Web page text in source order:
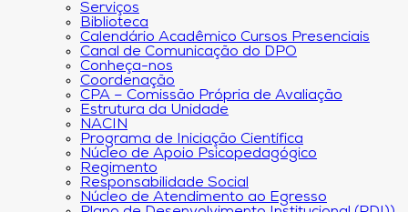
Serviços
Biblioteca
Calendário Acadêmico Cursos Presenciais
Canal de Comunicação do DPO
Conheça-nos
Coordenação
CPA – Comissão Própria de Avaliação
Estrutura da Unidade
NACIN
Programa de Iniciação Científica
Núcleo de Apoio Psicopedagógico
Regimento
Responsabilidade Social
Núcleo de Atendimento ao Egresso